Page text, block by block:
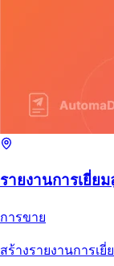
รายงานการเยี่ย
การขาย
สร้างรายงานการเ